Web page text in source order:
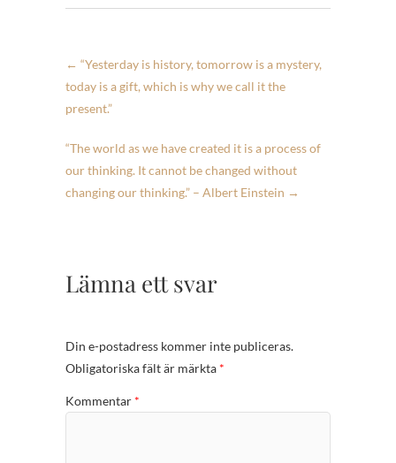
← “Yesterday is history, tomorrow is a mystery,
today is a gift, which is why we call it the
present.”
“The world as we have created it is a process of
our thinking. It cannot be changed without
changing our thinking.” – Albert Einstein →
Lämna ett svar
Din e-postadress kommer inte publiceras.
Obligatoriska fält är märkta *
Kommentar *